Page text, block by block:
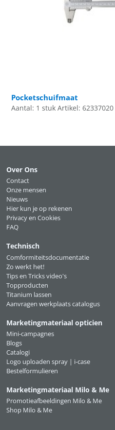
Pocketschuifmaat
Aantal: 1 stuk Artikel: 62337020
Over Ons
Contact
Onze mensen
Nieuws
Hier kun je op rekenen
Privacy en Cookies
FAQ
Technisch
Comformiteitsdocumentatie
Zo werkt het!
Tips en Tricks video's
Topproducten
Titanium lassen
Aanvragen werkplaats catalogus
Marketingmateriaal opticien
Mini-campagnes
Blogs
Catalogi
Logo uploaden spray | i-case
Bestelformulieren
Marketingmateriaal Milo & Me
Promotieafbeeldingen Milo & Me
Shop Milo & Me